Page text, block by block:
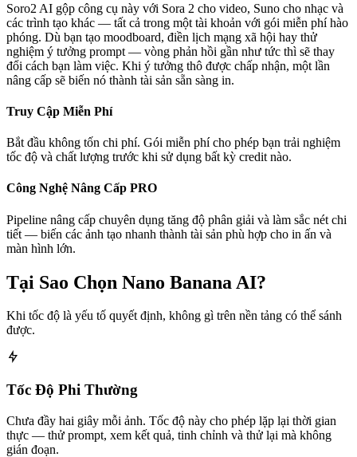
Soro2 AI gộp công cụ này với Sora 2 cho video, Suno cho nhạc và
các trình tạo khác — tất cả trong một tài khoản với gói miễn phí hào
phóng. Dù bạn tạo moodboard, điền lịch mạng xã hội hay thử
nghiệm ý tưởng prompt — vòng phản hồi gần như tức thì sẽ thay
đổi cách bạn làm việc. Khi ý tưởng thô được chấp nhận, một lần
nâng cấp sẽ biến nó thành tài sản sẵn sàng in.
Truy Cập Miễn Phí
Bắt đầu không tốn chi phí. Gói miễn phí cho phép bạn trải nghiệm
tốc độ và chất lượng trước khi sử dụng bất kỳ credit nào.
Công Nghệ Nâng Cấp PRO
Pipeline nâng cấp chuyên dụng tăng độ phân giải và làm sắc nét chi
tiết — biến các ảnh tạo nhanh thành tài sản phù hợp cho in ấn và
màn hình lớn.
Tại Sao Chọn Nano Banana AI?
Khi tốc độ là yếu tố quyết định, không gì trên nền tảng có thể sánh
được.
Tốc Độ Phi Thường
Chưa đầy hai giây mỗi ảnh. Tốc độ này cho phép lặp lại thời gian
thực — thử prompt, xem kết quả, tinh chỉnh và thử lại mà không
gián đoạn.